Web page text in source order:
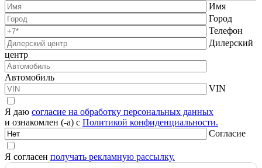
Имя
Город
Телефон
Дилерский
центр
Автомобиль
VIN
Я даю согласие на обработку персональных данных
и ознакомлен (-а) с Политикой конфиденциальности.
Согласие
Я согласен получать рекламную рассылку.